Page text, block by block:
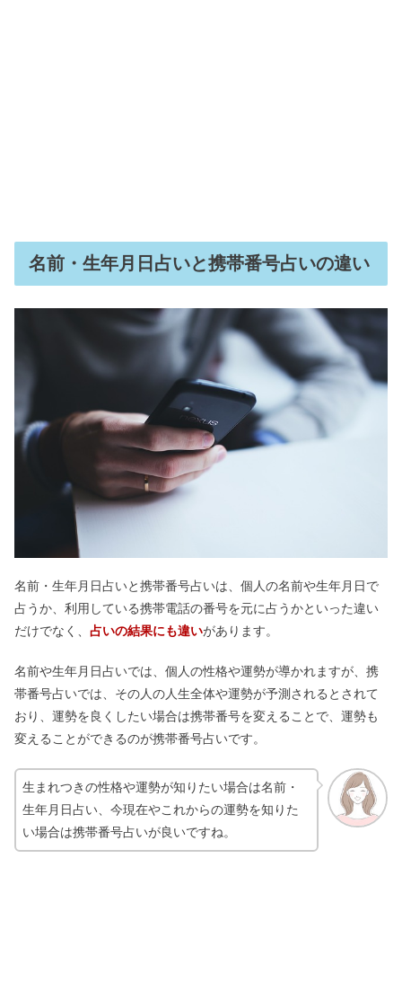
名前・生年月日占いと携帯番号占いの違い
名前・生年月日占いと携帯番号占いは、個人の名前や生年月日で
占うか、利用している携帯電話の番号を元に占うかといった違い
だけでなく、 占いの結果にも違いがあります。
名前や生年月日占いでは、個人の性格や運勢が導かれますが、携
帯番号占いでは、その人の人生全体や運勢が予測されるとされて
おり、運勢を良くしたい場合は携帯番号を変えることで、運勢も
変えることができるのが携帯番号占いです。
生まれつきの性格や運勢が知りたい場合は名前・
生年月日占い、今現在やこれからの運勢を知りた
い場合は携帯番号占いが良いですね。